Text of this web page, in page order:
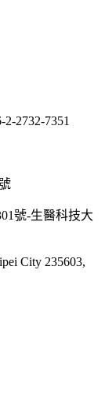
2732-7351
號-生醫科技大
City 235603,